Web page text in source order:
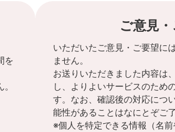
を
ご意見
いただいたご意見・ご要望に
ません。
お送りいただきました内容は
し、よりよいサービスのため
す。なお、確認後の対応につ
能性があることはなにとぞご
※個人を特定できる情報（名前